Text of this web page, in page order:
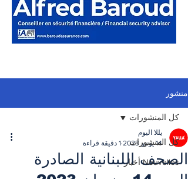
منشور
كل المنشورات
Nouvelles أخبار
كل المنشورات
الصحف اللبنانية الصادرة
يللا اليوم
14 يونيو 2023
1 دقيقة قراءة